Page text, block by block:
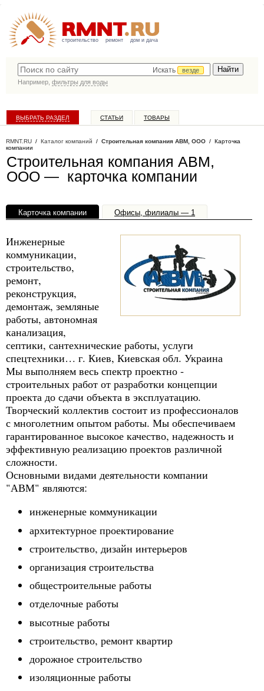
строительство ремонт дом и дача
Искать
везде
Например, фильтры для воды
ВЫБРАТЬ РАЗДЕЛ СТАТЬИ ТОВАРЫ
RMNT.RU / Каталог компаний / Строительная компания АВМ, ООО / Карточка
компании
Строительная компания АВМ,
ООО — карточка компании
Карточка компании Офисы, филиалы — 1
Инженерные
коммуникации,
строительство,
ремонт,
реконструкция,
демонтаж, земляные
работы, автономная
канализация,
септики, сантехнические работы, услуги
спецтехники… г. Киев, Киевская обл. Украина
Мы выполняем весь спектр проектно -
строительных работ от разработки концепции
проекта до сдачи объекта в эксплуатацию.
Творческий коллектив состоит из профессионалов
с многолетним опытом работы. Мы обеспечиваем
гарантированное высокое качество, надежность и
эффективную реализацию проектов различной
сложности.
Основными видами деятельности компании
"АВМ" являются:
инженерные коммуникации
архитектурное проектирование
строительство, дизайн интерьеров
организация строительства
общестроительные работы
отделочные работы
высотные работы
строительство, ремонт квартир
дорожное строительство
изоляционные работы